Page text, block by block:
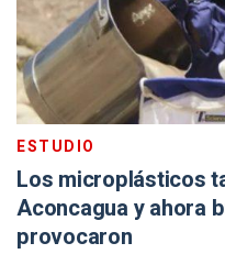
ESTUDIO
Los microplásticos
Aconcagua y ahora
provocaron